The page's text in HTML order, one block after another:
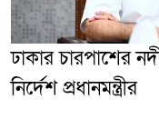
ঢাকার চারপাশের
নির্দেশ প্রধানমন্ত্রীর